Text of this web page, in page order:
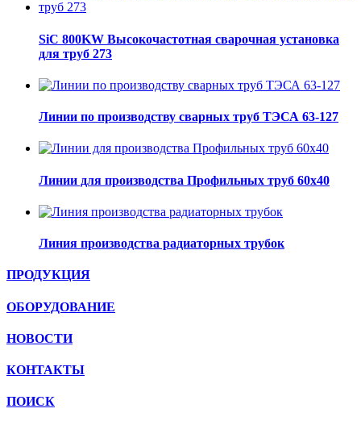
SiC 800KW Высокочастотная сварочная установка
для труб 273
Линии по производству сварных труб ТЭСА 63-127
Линии для производства Профильных труб 60х40
Линия производства радиаторных трубок
ПРОДУКЦИЯ
ОБОРУДОВАНИЕ
НОВОСТИ
КОНТАКТЫ
ПОИСК